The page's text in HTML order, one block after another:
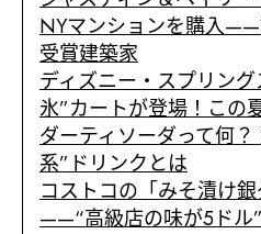
NYマンションを購入
受賞建築家
ディズニー・スプリン
氷”カートが登場！この
ダーティソーダって何
系”ドリンクとは
コストコの「みそ漬け
——“高級店の味が5ドル